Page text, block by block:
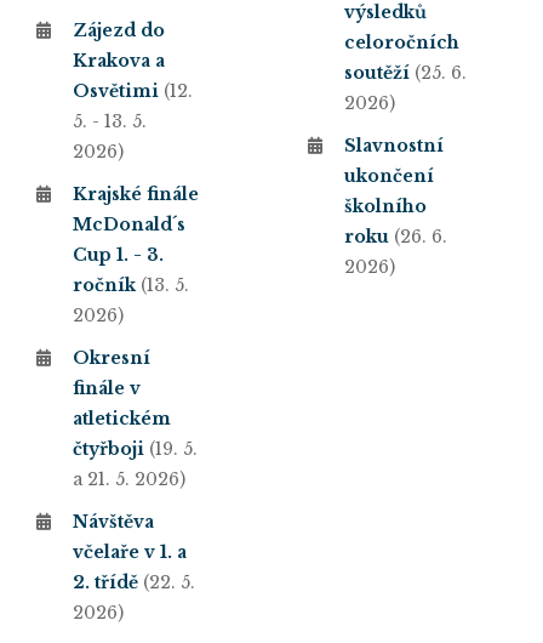
Zájezd do
Krakova a
Osvětimi (12.
5. - 13. 5.
2026)
Krajské finále
McDonald´s
Cup 1. - 3.
ročník(13. 5.
2026)
Okresní
finále v
atletickém
čtyřboji (19. 5.
a 21. 5. 2026)
Návštěva
včelaře v 1. a
2. třídě (22. 5.
2026)
výsledků
celoročních
soutěží (25. 6.
2026)
Slavnostní
ukončení
školního
roku (26. 6.
2026)